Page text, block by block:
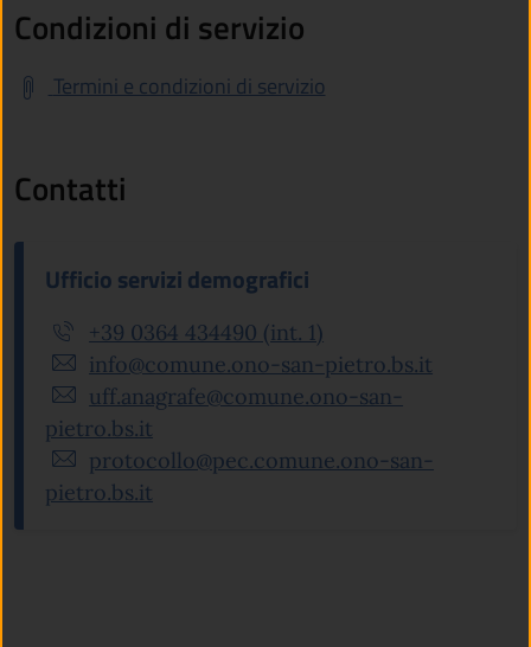
Condizioni di servizio
Termini e condizioni di servizio
Contatti
Ufficio servizi demografici
+39 0364 434490 (int. 1)
info@comune.ono-san-pietro.bs.it
uff.anagrafe@comune.ono-san-
pietro.bs.it
protocollo@pec.comune.ono-san-
pietro.bs.it